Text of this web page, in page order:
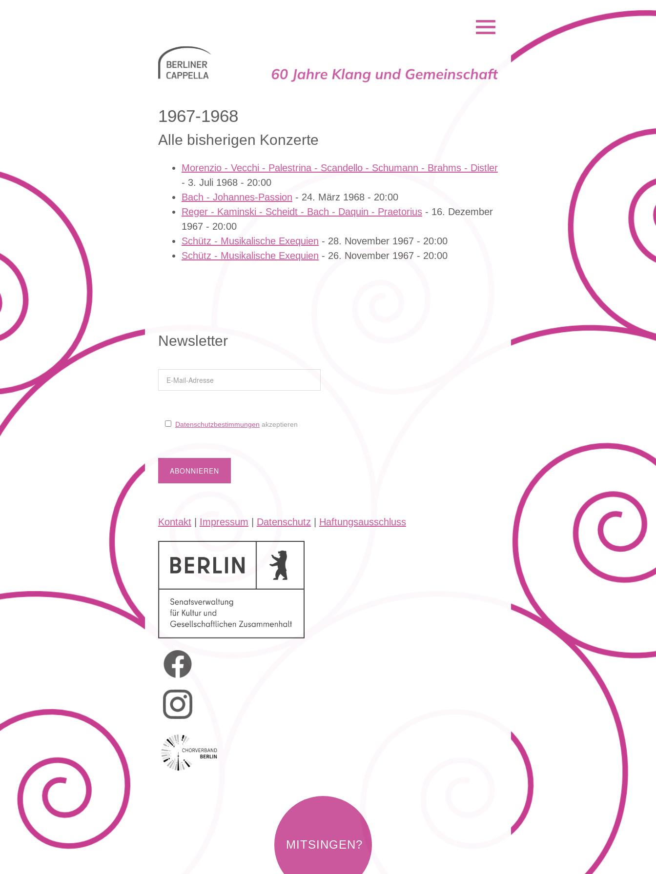
1967-1968
Alle bisherigen Konzerte
Morenzio - Vecchi - Palestrina - Scandello - Schumann - Brahms - Distler
- 3. Juli 1968 - 20:00
Bach - Johannes-Passion - 24. März 1968 - 20:00
Reger - Kaminski - Scheidt - Bach - Daquin - Praetorius- 16. Dezember
1967 - 20:00
Schütz - Musikalische Exequien - 28. November 1967 - 20:00
Schütz - Musikalische Exequien - 26. November 1967 - 20:00
Newsletter
Datenschutzbestimmungen akzeptieren
Kontakt| Impressum Datenschutz Haftungsausschluss
MITSINGEN?